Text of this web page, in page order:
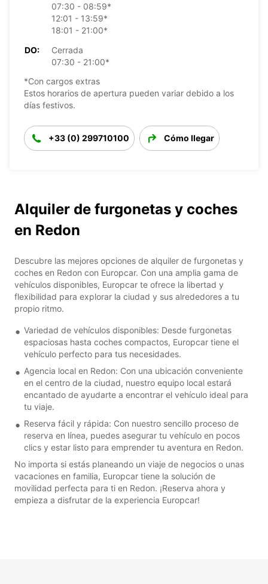
07:30 - 08:59*
12:01 - 13:59*
18:01 - 21:00*
DO:
Cerrada
07:30 - 21:00*
*Con cargos extras
Estos horarios de apertura pueden variar debido a los
días festivos.
+33 (0) 299710100 Cómo llegar
Alquiler de furgonetas y coches
en Redon
Descubre las mejores opciones de alquiler de furgonetas y
coches en Redon con Europcar. Con una amplia gama de
vehículos disponibles, Europcar te ofrece la libertad y
flexibilidad para explorar la ciudad y sus alrededores a tu
propio ritmo.
Variedad de vehículos disponibles: Desde furgonetas
espaciosas hasta coches compactos, Europcar tiene el
vehículo perfecto para tus necesidades.
Agencia local en Redon: Con una ubicación conveniente
en el centro de la ciudad, nuestro equipo local estará
encantado de ayudarte a encontrar el vehículo ideal para
tu viaje.
Reserva fácil y rápida: Con nuestro sencillo proceso de
reserva en línea, puedes asegurar tu vehículo en pocos
clics y estar listo para emprender tu aventura en Redon.
No importa si estás planeando un viaje de negocios o unas
vacaciones en familia, Europcar tiene la solución de
movilidad perfecta para ti en Redon. ¡Reserva ahora y
empieza a disfrutar de la experiencia Europcar!